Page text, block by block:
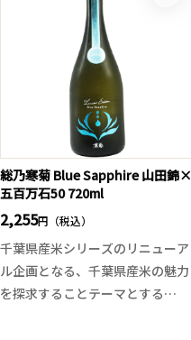
総乃寒菊 Blue Sapphire 山田錦×
五百万石50 720ml
2,255円（税込）
千葉県産米シリーズのリニューア
ル企画となる、千葉県産米の魅力
を探求することテーマとする